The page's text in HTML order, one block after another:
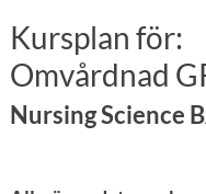
Kursplan för:
Omvårdnad
Nursing Science